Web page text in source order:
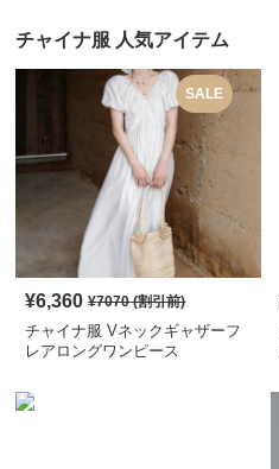
チャイナ服 人気アイテム
SALE
¥6,360 ¥7070(割引前)
チャイナ服 Vネックギャザーフ
レアロングワンピース